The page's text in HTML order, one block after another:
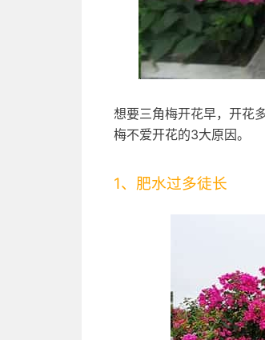
想要三角梅开花早，开花
梅不爱开花的3大原因。
1、肥水过多徒长